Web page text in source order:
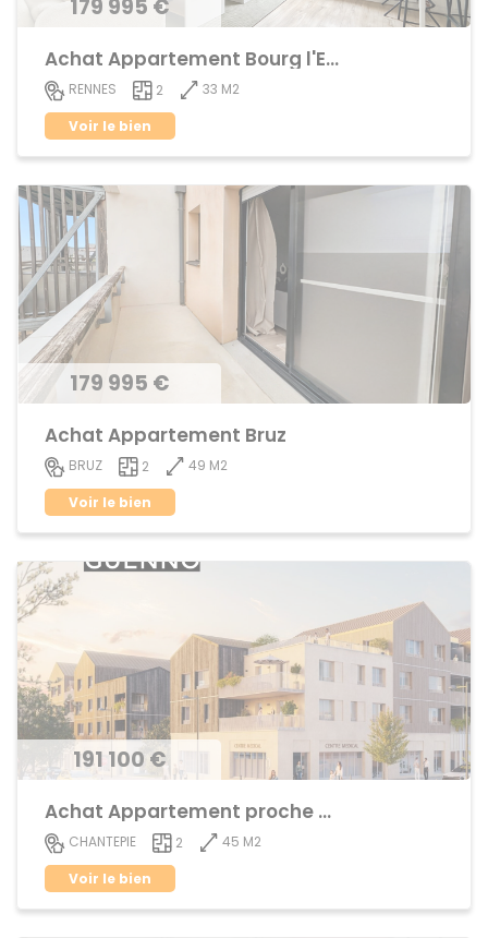
179 995 €
Achat Appartement Bourg l'Evêque
RENNES 2
33 M2
Voir le bien
179 995 €
Achat Appartement Bruz
BRUZ 2
49 M2
Voir le bien
191 100 €
Achat Appartement proche centre ville
CHANTEPIE 2
45 M2
Voir le bien